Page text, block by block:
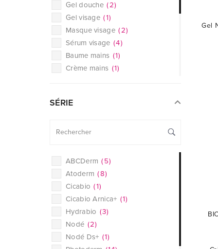
Gel douche (2)
Gel visage (1)
Masque visage (2)
Sérum visage (4)
Baume mains (1)
Crème mains (1)
Lait corps
Gommage
Huile nettoyante
Shampooing
Soin solaire corps
Soin solaire visage
Crème de jour
SÉRIE
ABCDerm (5)
Atoderm (8)
Cicabio (1)
Cicabio Arnica+ (1)
Hydrabio (3)
Nodé (2)
Nodé Ds+ (1)
Gel